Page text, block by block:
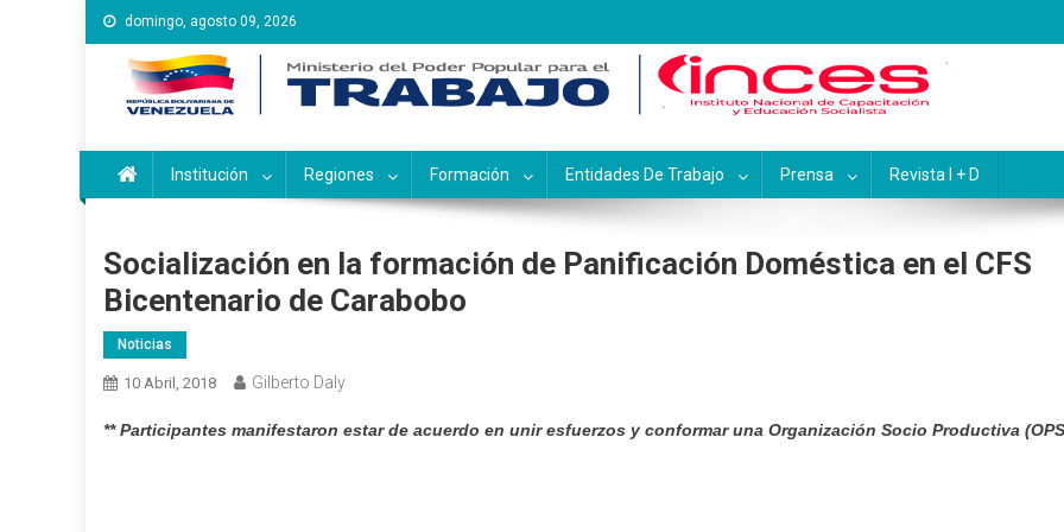
Saltar
al
contenido
domingo, agosto 09, 2026
Instituto Nacional de Capacitación y Educación
Inces
Institución Regiones Formación Entidades De Trabajo Prensa Revista I + D
Socialización en la formación de Panificación Doméstica en el CFS
Bicentenario de Carabobo
Noticias
10 Abril, 2018 Gilberto Daly
** Participantes manifestaron estar de acuerdo en unir esfuerzos y conformar una Organización Socio Productiva